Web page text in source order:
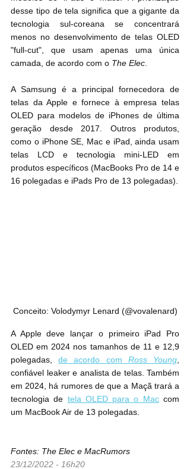
desse tipo de tela significa que a gigante da
tecnologia sul-coreana se concentrará
menos no desenvolvimento de telas OLED
"full-cut", que usam apenas uma única
camada, de acordo com o The Elec
A Samsung é a principal fornecedora de
telas da Apple e fornece à empresa telas
OLED para modelos de iPhones de última
geração desde 2017. Outros produtos,
como o iPhone SE, Mac e ‌iPad‌, ainda usam
telas LCD e tecnologia mini-LED em
produtos específicos (MacBooks Pro de 14 e
16 polegadas e iPads Pro de 13 polegadas).
Conceito: Volodymyr Lenard (@vovalenard)
A Apple deve lançar o primeiro iPad Pro
OLED em 2024 nos tamanhos de 11 e 12,9
polegadas, de acordo com Ross Young,
confiável leaker e analista de telas. Também
em 2024, há rumores de que a Maçã trará a
tecnologia de tela OLED para o Mac com
um MacBook Air de 13 polegadas.
Fontes: The Elec e MacRumors
23/12/2022 - 16h20